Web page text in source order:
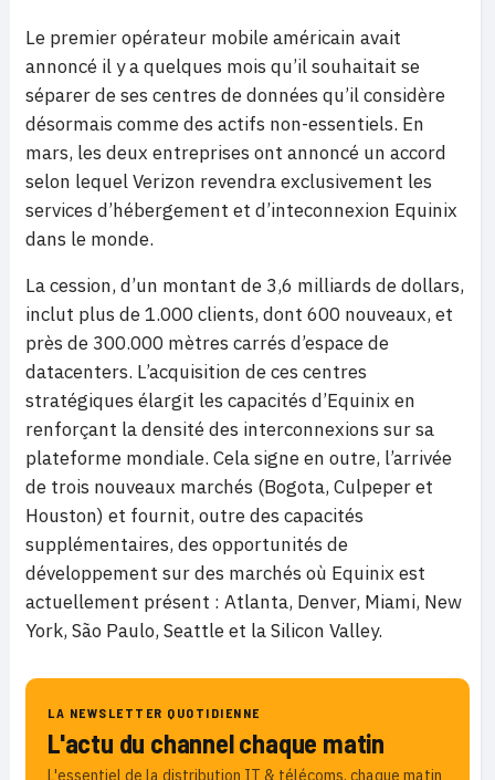
Le premier opérateur mobile américain avait
annoncé il y a quelques mois qu’il souhaitait se
séparer de ses centres de données qu’il considère
désormais comme des actifs non-essentiels. En
mars, les deux entreprises ont annoncé un accord
selon lequel Verizon revendra exclusivement les
services d’hébergement et d’inteconnexion Equinix
dans le monde.
La cession, d’un montant de 3,6 milliards de dollars,
inclut plus de 1.000 clients, dont 600 nouveaux, et
près de 300.000 mètres carrés d’espace de
datacenters. L’acquisition de ces centres
stratégiques élargit les capacités d’Equinix en
renforçant la densité des interconnexions sur sa
plateforme mondiale. Cela signe en outre, l’arrivée
de trois nouveaux marchés (Bogota, Culpeper et
Houston) et fournit, outre des capacités
supplémentaires, des opportunités de
développement sur des marchés où Equinix est
actuellement présent : Atlanta, Denver, Miami, New
York, São Paulo, Seattle et la Silicon Valley.
LA NEWSLETTER QUOTIDIENNE
L'actu du channel chaque matin
L'essentiel de la distribution IT & télécoms, chaque matin